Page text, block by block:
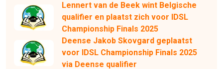
Lennert van de Beek wint Belgische
qualifier en plaatst zich voor IDSL
Championship Finals 2025
Deense Jakob Skovgard geplaatst
voor IDSL Championship Finals 2025
via Deense qualifier